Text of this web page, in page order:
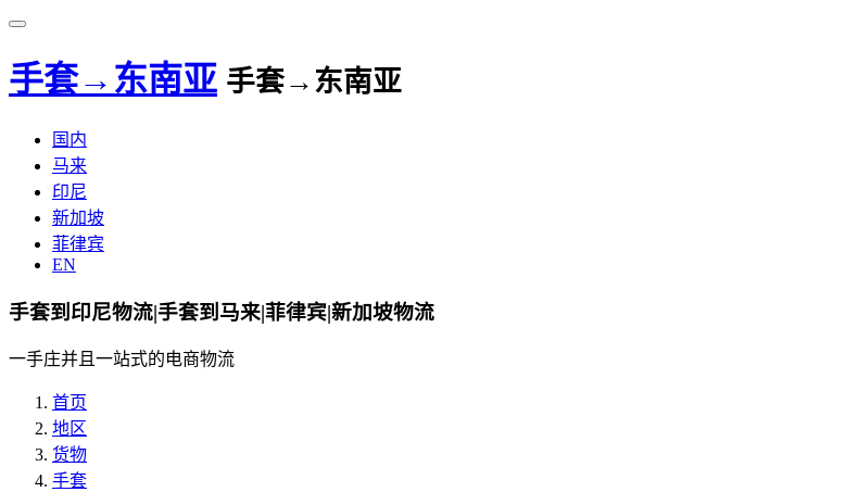
手套→东南亚 手套→东南亚
国内
马来
印尼
新加坡
菲律宾
EN
手套到印尼物流|手套到马来|菲律宾|新加坡物流
一手庄并且一站式的电商物流
首页
地区
货物
手套